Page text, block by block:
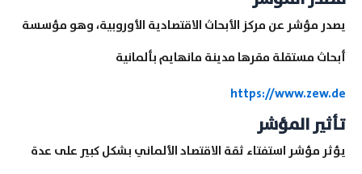
يصدر مؤشر عن مركز الأبحاث الاقتصادية الأوروبية، وهو مؤسسة
أبحاث مستقلة مقرها مدينة مانهايم بألمانية
https://www.zew.de
تأثير المؤشر
يؤثر مؤشر استفتاء ثقة الاقتصاد الألماني بشكل كبير على عدة